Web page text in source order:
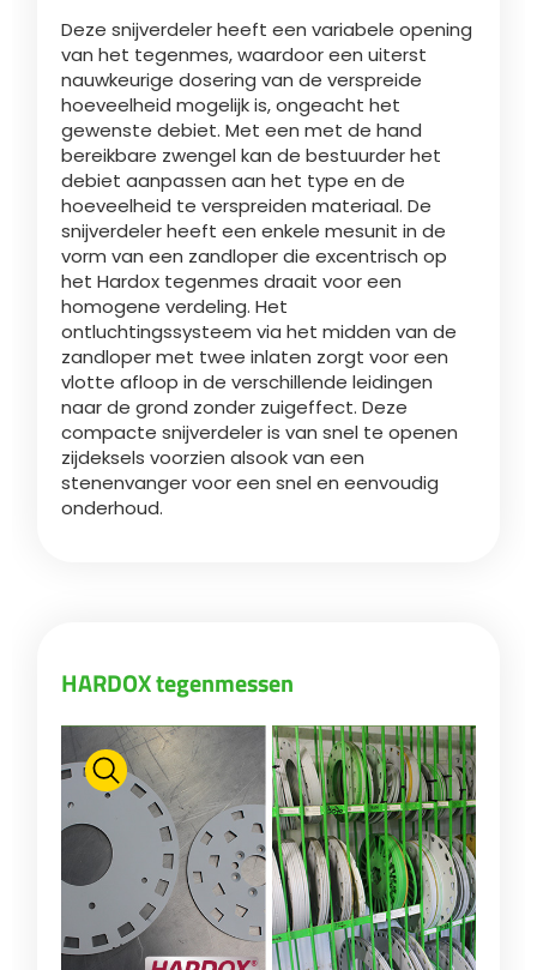
العربية
رسید ن
Deze snijverdeler heeft een variabele opening
van het tegenmes, waardoor een uiterst
nauwkeurige dosering van de verspreide
hoeveelheid mogelijk is, ongeacht het
gewenste debiet. Met een met de hand
bereikbare zwengel kan de bestuurder het
debiet aanpassen aan het type en de
hoeveelheid te verspreiden materiaal. De
snijverdeler heeft een enkele mesunit in de
vorm van een zandloper die excentrisch op
het Hardox tegenmes draait voor een
homogene verdeling. Het
ontluchtingssysteem via het midden van de
zandloper met twee inlaten zorgt voor een
vlotte afloop in de verschillende leidingen
naar de grond zonder zuigeffect. Deze
compacte snijverdeler is van snel te openen
zijdeksels voorzien alsook van een
stenenvanger voor een snel en eenvoudig
onderhoud.
HARDOX tegenmessen